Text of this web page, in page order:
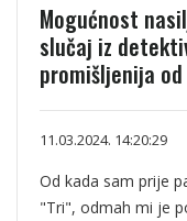
Mogućnost
slučaj iz
promišljenija
11.03.2024. 14:20:29
Od kada sam prije
"Tri", odmah mi je